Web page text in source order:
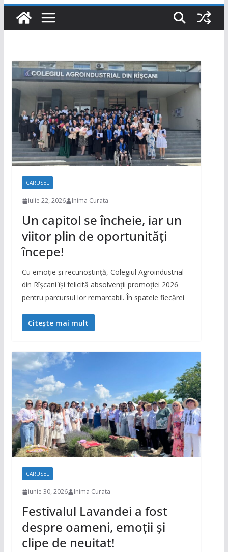
CARUSEL
iulie 22, 2026 Inima Curata
Un capitol se încheie, iar un
viitor plin de oportunități
începe!
Cu emoție și recunoștință, Colegiul Agroindustrial
din Rîșcani își felicită absolvenții promoției 2026
pentru parcursul lor remarcabil. În spatele fiecărei
Citește mai mult
CARUSEL
iunie 30, 2026 Inima Curata
Festivalul Lavandei a fost
despre oameni, emoții și
clipe de neuitat!